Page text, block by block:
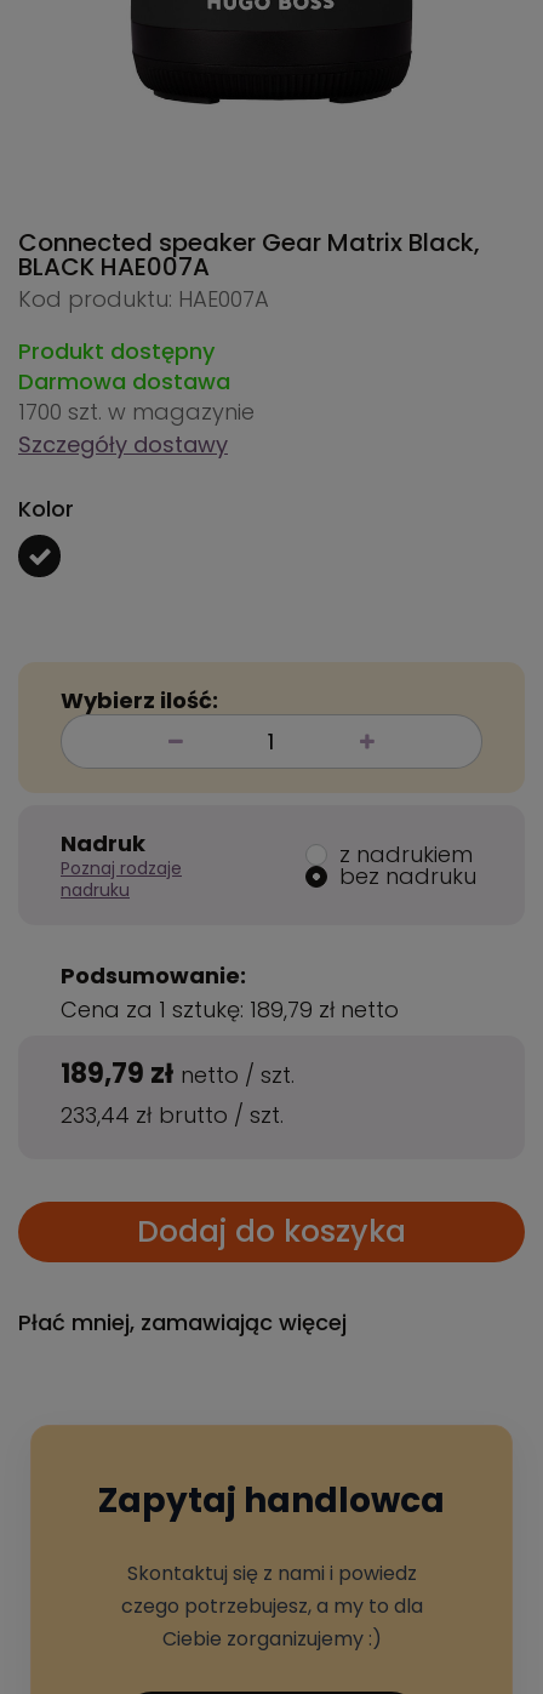
Connected speaker Gear Matrix Black,
BLACK HAE007A
Kod produktu: HAE007A
Produkt dostępny
Darmowa dostawa
1700 szt. w magazynie
Szczegóły dostawy
Kolor
Wybierz ilość:
Nadruk
Poznaj rodzaje
nadruku
z nadrukiem
bez nadruku
Podsumowanie:
Cena za 1 sztukę: 189,79 zł netto
189,79 zł netto / szt.
233,44 zł brutto / szt.
Dodaj do koszyka
Płać mniej, zamawiając więcej
Zapytaj handlowca
Skontaktuj się z nami i powiedz
czego potrzebujesz, a my to dla
Ciebie zorganizujemy :)